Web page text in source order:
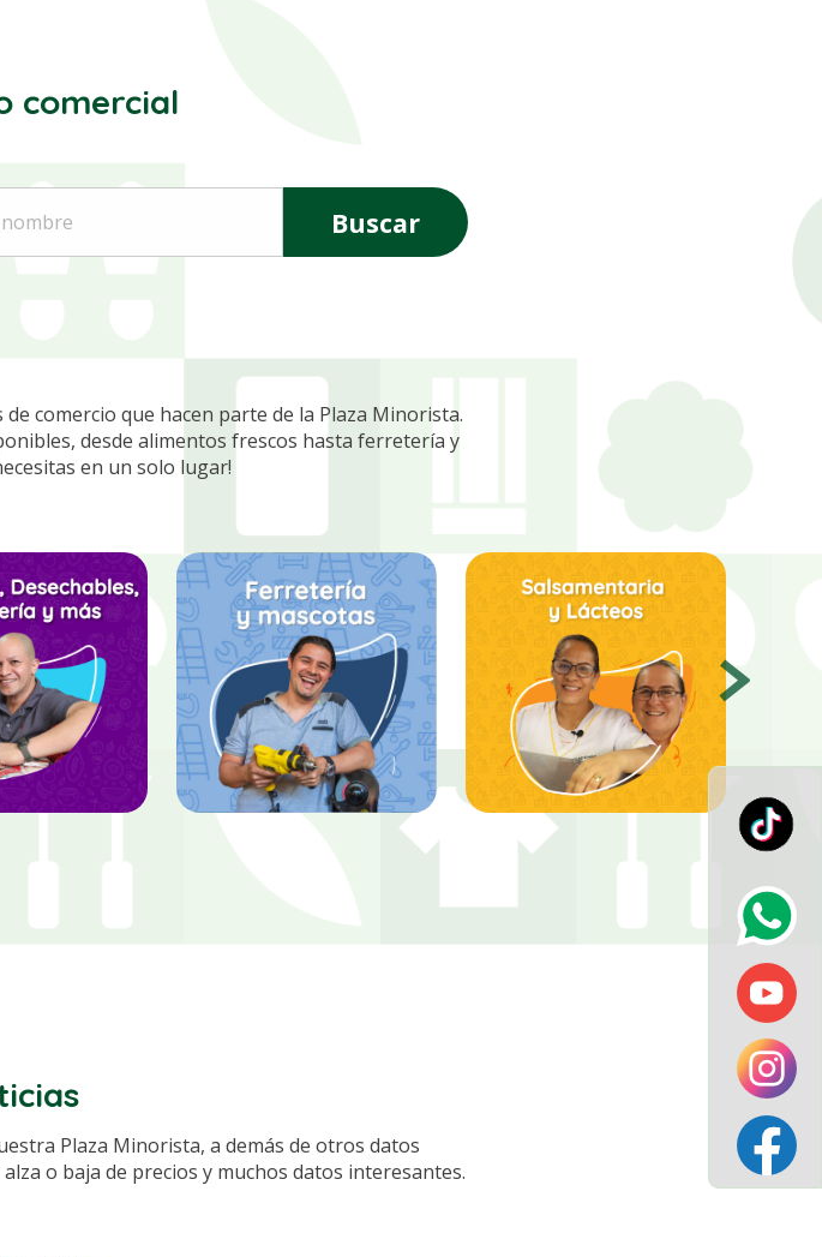
comercial
Buscar
comercio que hacen parte de la Plaza Minorista.
desde alimentos frescos hasta ferretería y
en un solo lugar!
Plaza Minorista, a demás de otros datos
o baja de precios y muchos datos interesantes.